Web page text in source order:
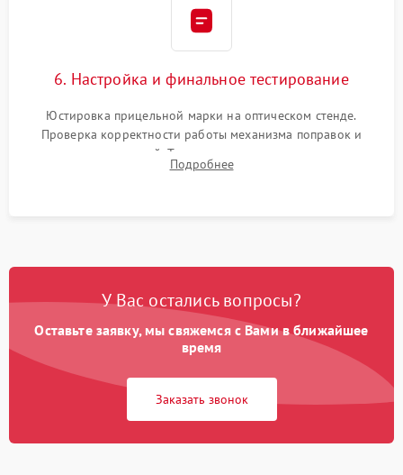
6. Настройка и финальное тестирование
Юстировка прицельной марки на оптическом стенде.
Проверка корректности работы механизма поправок и
отсутствия искажений. Тестирование прицела на ударном
стенде для подтверждения устойчивости к отдаче оружия и
Подробнее
У Вас остались вопросы?
Оставьте заявку, мы свяжемся с Вами в ближайшее
время
Заказать звонок